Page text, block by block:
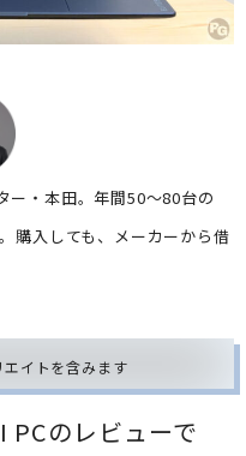
ー・本田。年間50～80台の
購入しても、メーカーから借
イトを含みます
のレビューで